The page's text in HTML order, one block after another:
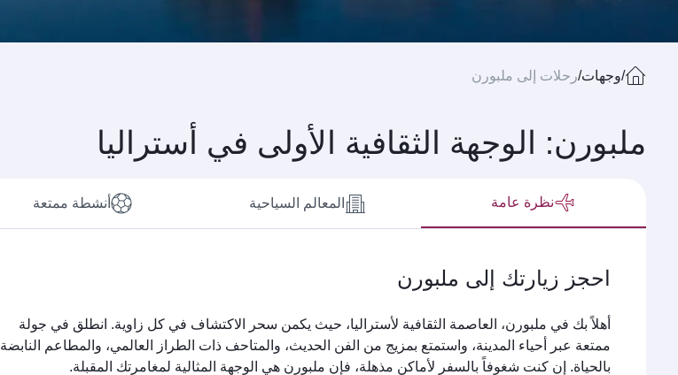
/وجهات/رحلات إلى ملبورن
ملبورن: الوجهة الثقافية الأولى في أستراليا
نظرة عامة المعالم السياحية أنشطة ممتعة
احجز زيارتك إلى ملبورن
أهلاً بك في ملبورن، العاصمة الثقافية لأستراليا، حيث يكمن سحر الاكتشاف في كل زاوية. انطلق في جولة
ممتعة عبر أحياء المدينة، واستمتع بمزيج من الفن الحديث، والمتاحف ذات الطراز العالمي، والمطاعم النابضة
بالحياة. إن كنت شغوفاً بالسفر لأماكن مذهلة، فإن ملبورن هي الوجهة المثالية لمغامرتك المقبلة.